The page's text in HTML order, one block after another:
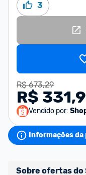
3
R$ 673,29
R$
Vendido por:
Informações
Sobre ofertas do